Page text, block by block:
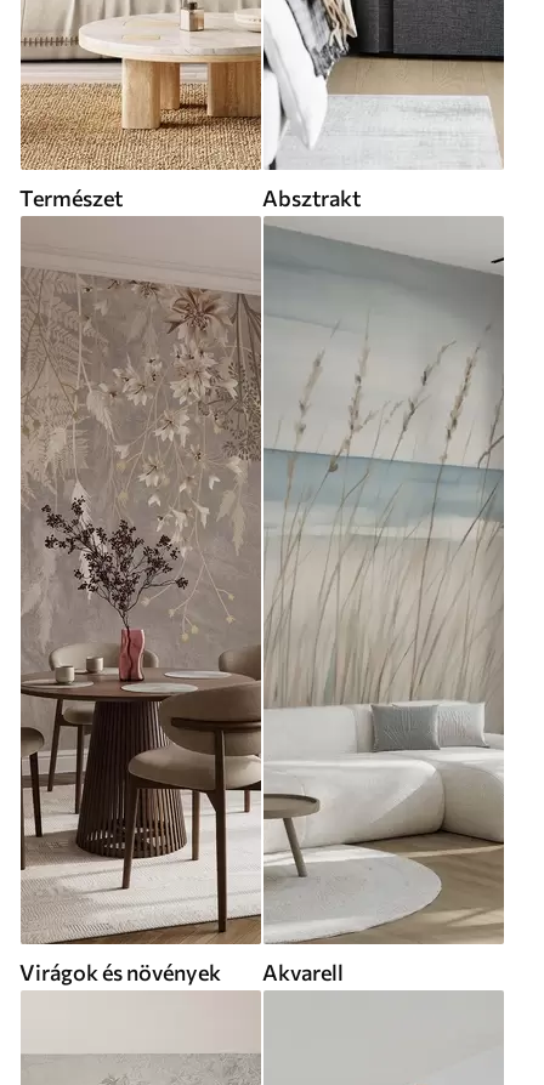
Természet Absztrakt
Virágok és növények Akvarell